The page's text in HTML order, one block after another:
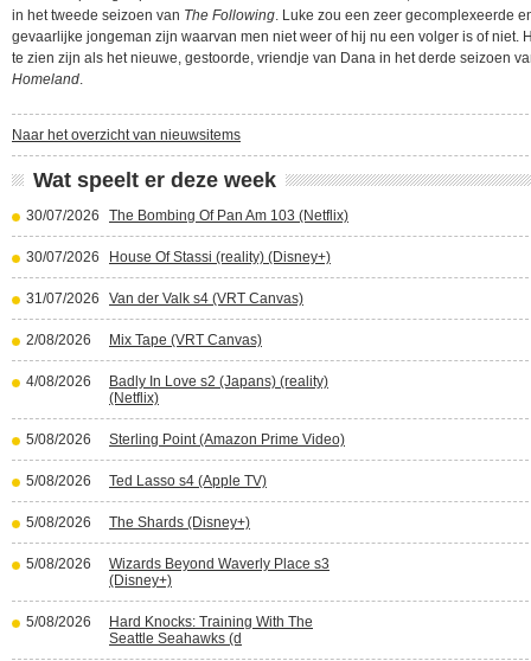
in het tweede seizoen van The Following. Luke zou een zeer gecomplexeerde
gevaarlijke jongeman zijn waarvan men niet weer of hij nu een volger is of niet.
te zien zijn als het nieuwe, gestoorde, vriendje van Dana in het derde seizoen
Homeland.
Naar het overzicht van nieuwsitems
Wat speelt er deze week
30/07/2026 The Bombing Of Pan Am 103 (Netflix)
30/07/2026 House Of Stassi (reality) (Disney+)
31/07/2026 Van der Valk s4 (VRT Canvas)
2/08/2026 Mix Tape (VRT Canvas)
4/08/2026
Badly In Love s2 (Japans) (reality)
(Netflix)
5/08/2026 Sterling Point (Amazon Prime Video)
5/08/2026 Ted Lasso s4 (Apple TV)
5/08/2026 The Shards (Disney+)
5/08/2026
Wizards Beyond Waverly Place s3
(Disney+)
5/08/2026
Hard Knocks: Training With The
Seattle Seahawks (d